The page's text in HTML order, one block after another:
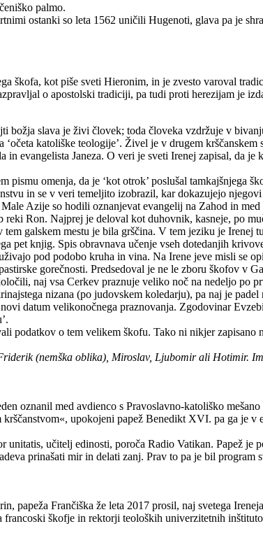
palmo.
ostanki so leta 1562 uničili Hugenoti, glava pa je
škofa, kot piše sveti Hieronim, in je zvesto varoval
o apostolski tradiciji, pa tudi proti herezijam je
slava je živi človek; toda človeka vzdržuje v
katoliške teologije’. Živel je v drugem krščanskem
evangelista Janeza. O veri je sveti Irenej zapisal, da
omenja, da je ‘kot otrok’ poslušal tamkajšnjega
in se v veri temeljito izobrazil, kar dokazujejo
Azije so hodili oznanjevat evangelij na Zahod in
Ron. Najprej je deloval kot duhovnik, kasneje, po
galskem mestu je bila grščina. V tem jeziku je Irenej
pet knjig. Spis obravnava učenje vseh dotedanjih
pod podobo kruha in vina. Na Irene jeve misli se
gorečnosti. Predsedoval je ne le zboru škofov v
naj vsa Cerkev praznuje veliko noč na nedeljo po
nizana (po judovskem koledarju), pa naj je
datum velikonočnega praznovanja. Zgodovinar
podatkov o tem velikem škofu. Tako ni nikjer
(nemška oblika), Miroslav, Ljubomir ali Hotimir.
oznanil med avdienco s Pravoslavno-katoliško
upokojeni papež Benedikt XVI. pa ga je
učitelj edinosti, poroča Radio Vatikan. Papež je
prinašati mir in delati zanj. Prav to pa je bil
papeža Frančiška že leta 2017 prosil, naj svetega
škofje in rektorji teoloških univerzitetnih